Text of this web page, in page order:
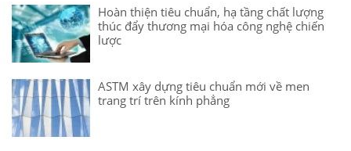
Hoàn thiện tiêu chuẩn, hạ tầng chất lượng
thúc đẩy thương mại hóa công nghệ chiến
lược
ASTM xây dựng tiêu chuẩn mới về men
trang trí trên kính phẳng